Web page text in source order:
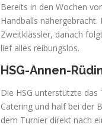
Bereits in den Wochen
Handballs
Zweitklässler, danach
lief alles reibungslos.
HSG-Annen-
Die HSG unterstützte das
Catering und half bei der
dem Turnier direkt nach